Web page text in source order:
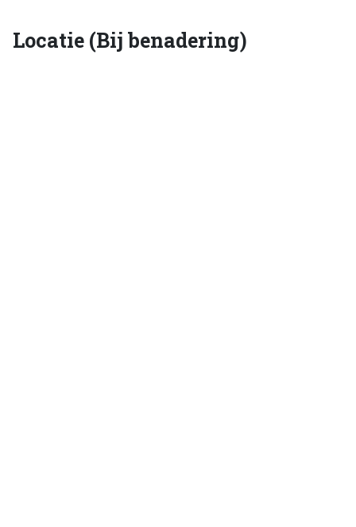
Locatie (Bij benadering)